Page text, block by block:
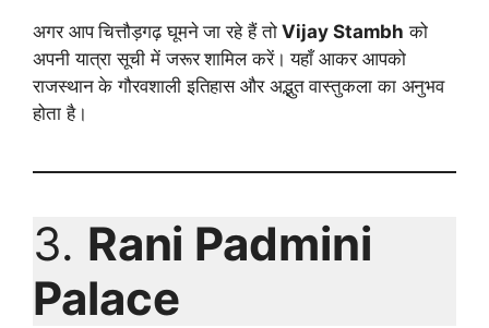
अगर आप चित्तौड़गढ़ घूमने जा रहे हैं तोVijay Stambh को
अपनी यात्रा सूची में जरूर शामिल करें। यहाँ आकर आपको
राजस्थान के गौरवशाली इतिहास और अद्भुत वास्तुकला का अनुभव
होता है।
3. Rani Padmini
Palace